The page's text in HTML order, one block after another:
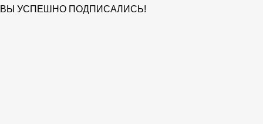
ВЫ УСПЕШНО ПОДПИСАЛИСЬ!